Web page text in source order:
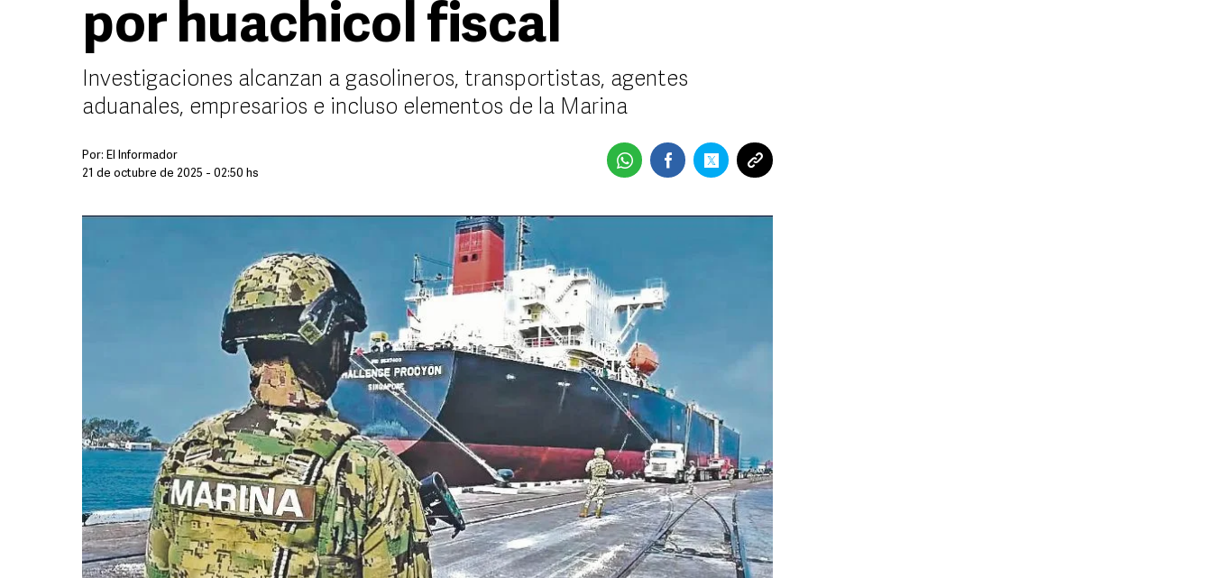
por huachicol fiscal
Investigaciones alcanzan a gasolineros, transportistas, agentes
aduanales, empresarios e incluso elementos de la Marina
Por: El Informador
21 de octubre de 2025 - 02:50 hs